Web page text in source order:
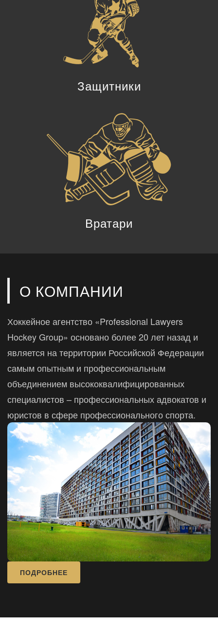
Защитники
Вратари
О КОМПАНИИ
Хоккейное агентство «Professional Lawyers
Hockey Group» основано более 20 лет назад и
является на территории Российской Федерации
самым опытным и профессиональным
объединением высококвалифицированных
специалистов – профессиональных адвокатов и
юристов в сфере профессионального спорта.
ПОДРОБНЕЕ